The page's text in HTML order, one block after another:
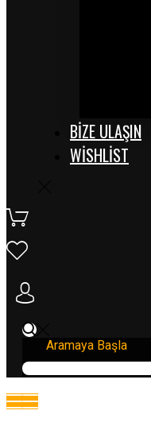
BİZE ULAŞIN
WISHLIST
Aramaya Başla